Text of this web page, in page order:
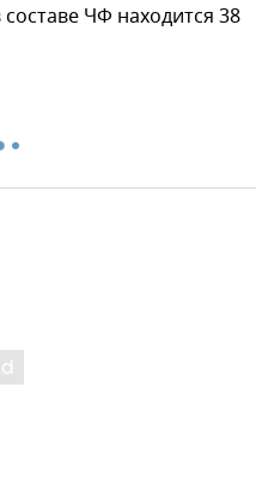
ЧФ находится 38